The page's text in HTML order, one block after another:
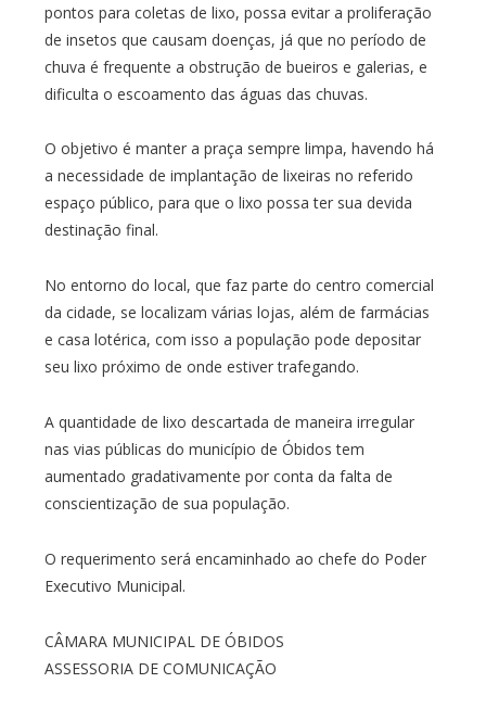
pontos para coletas de lixo, possa evitar a proliferação
de insetos que causam doenças, já que no período de
chuva é frequente a obstrução de bueiros e galerias, e
dificulta o escoamento das águas das chuvas.
O objetivo é manter a praça sempre limpa, havendo há
a necessidade de implantação de lixeiras no referido
espaço público, para que o lixo possa ter sua devida
destinação final.
No entorno do local, que faz parte do centro comercial
da cidade, se localizam várias lojas, além de farmácias
e casa lotérica, com isso a população pode depositar
seu lixo próximo de onde estiver trafegando.
A quantidade de lixo descartada de maneira irregular
nas vias públicas do município de Óbidos tem
aumentado gradativamente por conta da falta de
conscientização de sua população.
O requerimento será encaminhado ao chefe do Poder
Executivo Municipal.
CÂMARA MUNICIPAL DE ÓBIDOS
ASSESSORIA DE COMUNICAÇÃO